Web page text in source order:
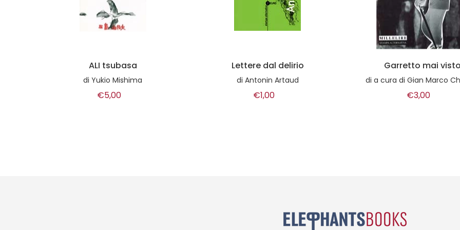
Lettere dal delirio
di Antonin Artaud
€1,00
Garretto mai visto
a cura di Gian Marco Chiavari
€3,00
Il ladro di orchidee
diSergio Di Lino
€1,00